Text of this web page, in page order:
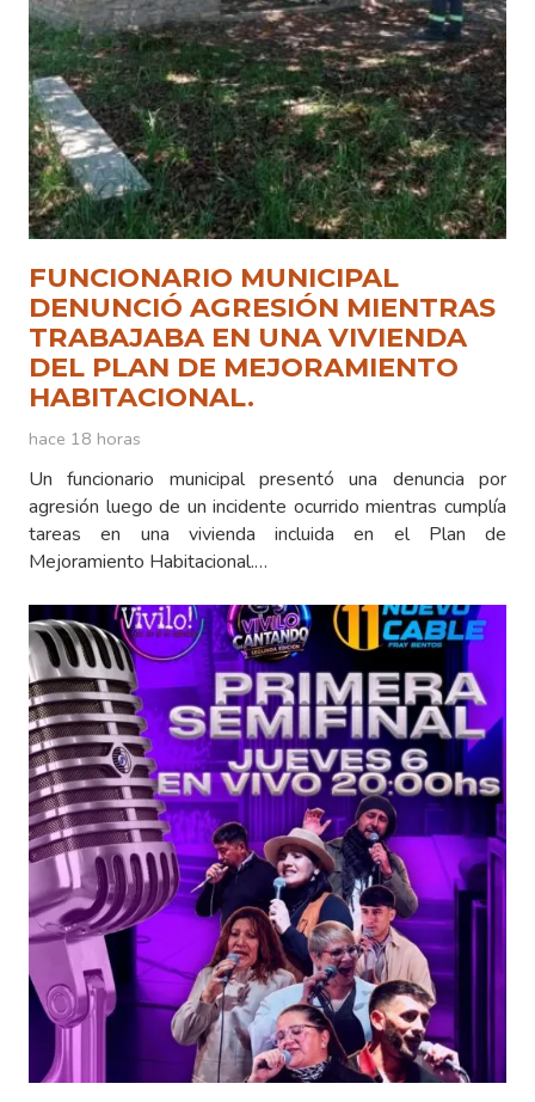
FUNCIONARIO MUNICIPAL
DENUNCIÓ AGRESIÓN MIENTRAS
TRABAJABA EN UNA VIVIENDA
DEL PLAN DE MEJORAMIENTO
HABITACIONAL.
hace 18 horas
Un funcionario municipal presentó una denuncia por
agresión luego de un incidente ocurrido mientras cumplía
tareas en una vivienda incluida en el Plan de
Mejoramiento Habitacional.…